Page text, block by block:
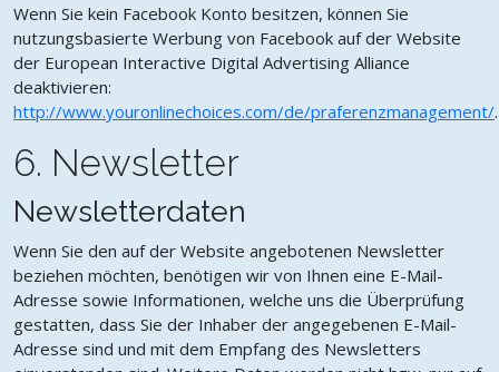
Wenn Sie kein Facebook Konto besitzen, können Sie
nutzungsbasierte Werbung von Facebook auf der Website
der European Interactive Digital Advertising Alliance
deaktivieren:
http://www.youronlinechoices.com/de/praferenzmanagement/.
6. Newsletter
Newsletterdaten
Wenn Sie den auf der Website angebotenen Newsletter
beziehen möchten, benötigen wir von Ihnen eine E-Mail-
Adresse sowie Informationen, welche uns die Überprüfung
gestatten, dass Sie der Inhaber der angegebenen E-Mail-
Adresse sind und mit dem Empfang des Newsletters